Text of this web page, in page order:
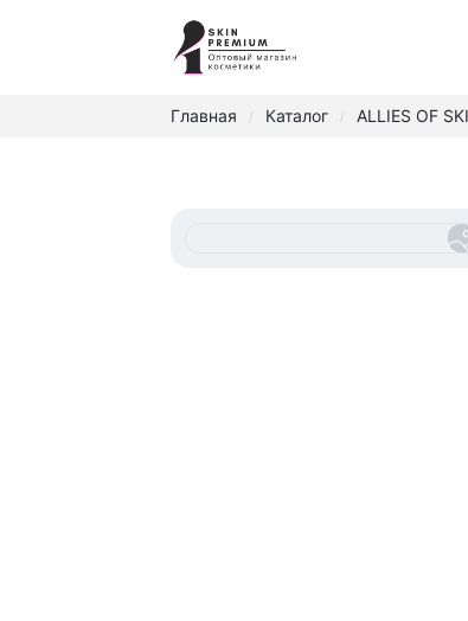
Главная / Каталог / ALLIES OF